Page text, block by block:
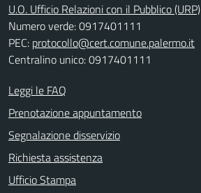
U.O. Ufficio Relazioni con il Pubblico (URP)
Numero verde: 0917401111
PEC: protocollo@cert.comune.palermo.it
Centralino unico: 0917401111
Leggi le FAQ
Prenotazione appuntamento
Segnalazione disservizio
Richiesta assistenza
Ufficio Stampa